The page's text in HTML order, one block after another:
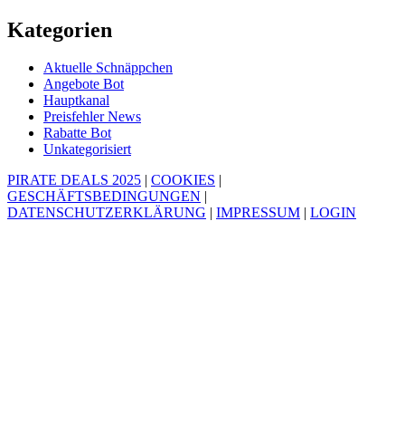
Kategorien
Aktuelle Schnäppchen
Angebote Bot
Hauptkanal
Preisfehler News
Rabatte Bot
Unkategorisiert
PIRATE DEALS 2025
COOKIES
GESCHÄFTSBEDINGUNGEN
DATENSCHUTZERKLÄRUNG
IMPRESSUM LOGIN